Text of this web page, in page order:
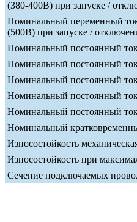
(380-400В) при запуске /
Номинальный переменный
(500В) при запуске /
Номинальный постоянный
Номинальный постоянный
Номинальный постоянный
Номинальный постоянный
Номинальный постоянный
Номинальный
Износостойкость
Износостойкость при
Сечение подключаемых